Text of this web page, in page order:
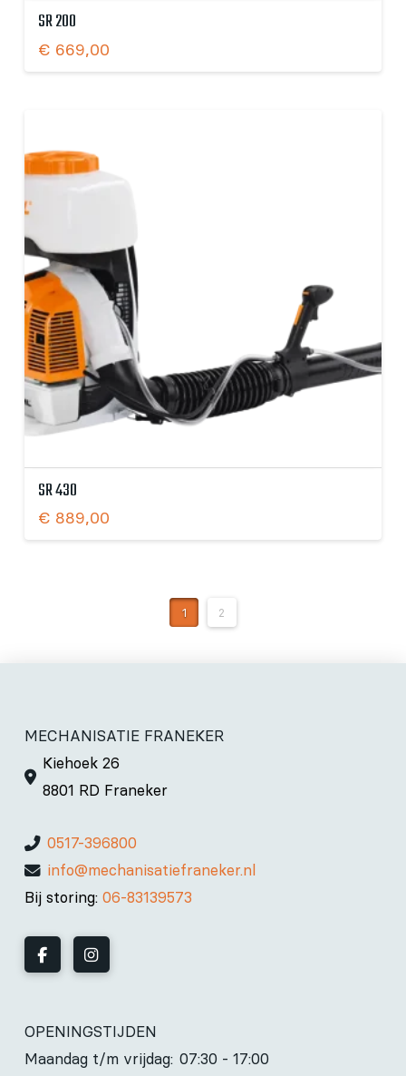
SR 200
€ 669,00
SR 430
€ 889,00
1 2
MECHANISATIE FRANEKER
Kiehoek 26
8801 RD Franeker
0517-396800
info@mechanisatiefraneker.nl
Bij storing: 06-83139573
OPENINGSTIJDEN
Maandag t/m vrijdag: 07:30 - 17:00